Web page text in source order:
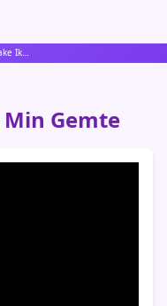
Sprunki Retake Ikke Min Gemte
Gemte